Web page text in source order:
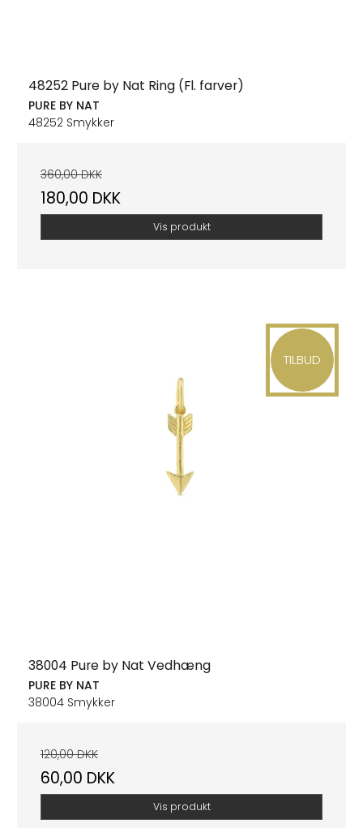
48252 Pure by Nat Ring (Fl. farver)
PURE BY NAT
48252 Smykker
360,00 DKK
180,00 DKK
Vis produkt
TILBUD
38004 Pure by Nat Vedhæng
PURE BY NAT
38004 Smykker
120,00 DKK
60,00 DKK
Vis produkt